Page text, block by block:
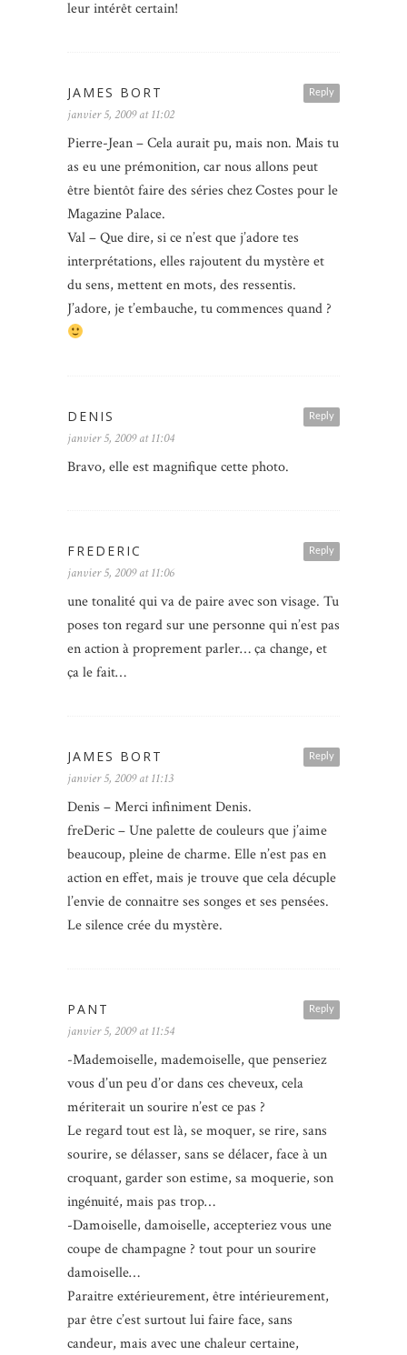
leur intérêt certain!
Reply
JAMES BORT
janvier 5, 2009 at 11:02
Pierre-Jean – Cela aurait pu, mais non. Mais tu
as eu une prémonition, car nous allons peut
être bientôt faire des séries chez Costes pour le
Magazine Palace.
Val – Que dire, si ce n’est que j’adore tes
interprétations, elles rajoutent du mystère et
du sens, mettent en mots, des ressentis.
J’adore, je t’embauche, tu commences quand ?
Reply
DENIS
janvier 5, 2009 at 11:04
Bravo, elle est magnifique cette photo.
Reply
FREDERIC
janvier 5, 2009 at 11:06
une tonalité qui va de paire avec son visage. Tu
poses ton regard sur une personne qui n’est pas
en action à proprement parler… ça change, et
ça le fait…
Reply
JAMES BORT
janvier 5, 2009 at 11:13
Denis – Merci infiniment Denis.
freDeric – Une palette de couleurs que j’aime
beaucoup, pleine de charme. Elle n’est pas en
action en effet, mais je trouve que cela décuple
l’envie de connaitre ses songes et ses pensées.
Le silence crée du mystère.
Reply
PANT
janvier 5, 2009 at 11:54
-Mademoiselle, mademoiselle, que penseriez
vous d’un peu d’or dans ces cheveux, cela
mériterait un sourire n’est ce pas ?
Le regard tout est là, se moquer, se rire, sans
sourire, se délasser, sans se délacer, face à un
croquant, garder son estime, sa moquerie, son
ingénuité, mais pas trop…
-Damoiselle, damoiselle, accepteriez vous une
coupe de champagne ? tout pour un sourire
damoiselle…
Paraitre extérieurement, être intérieurement,
par être c’est surtout lui faire face, sans
candeur, mais avec une chaleur certaine,